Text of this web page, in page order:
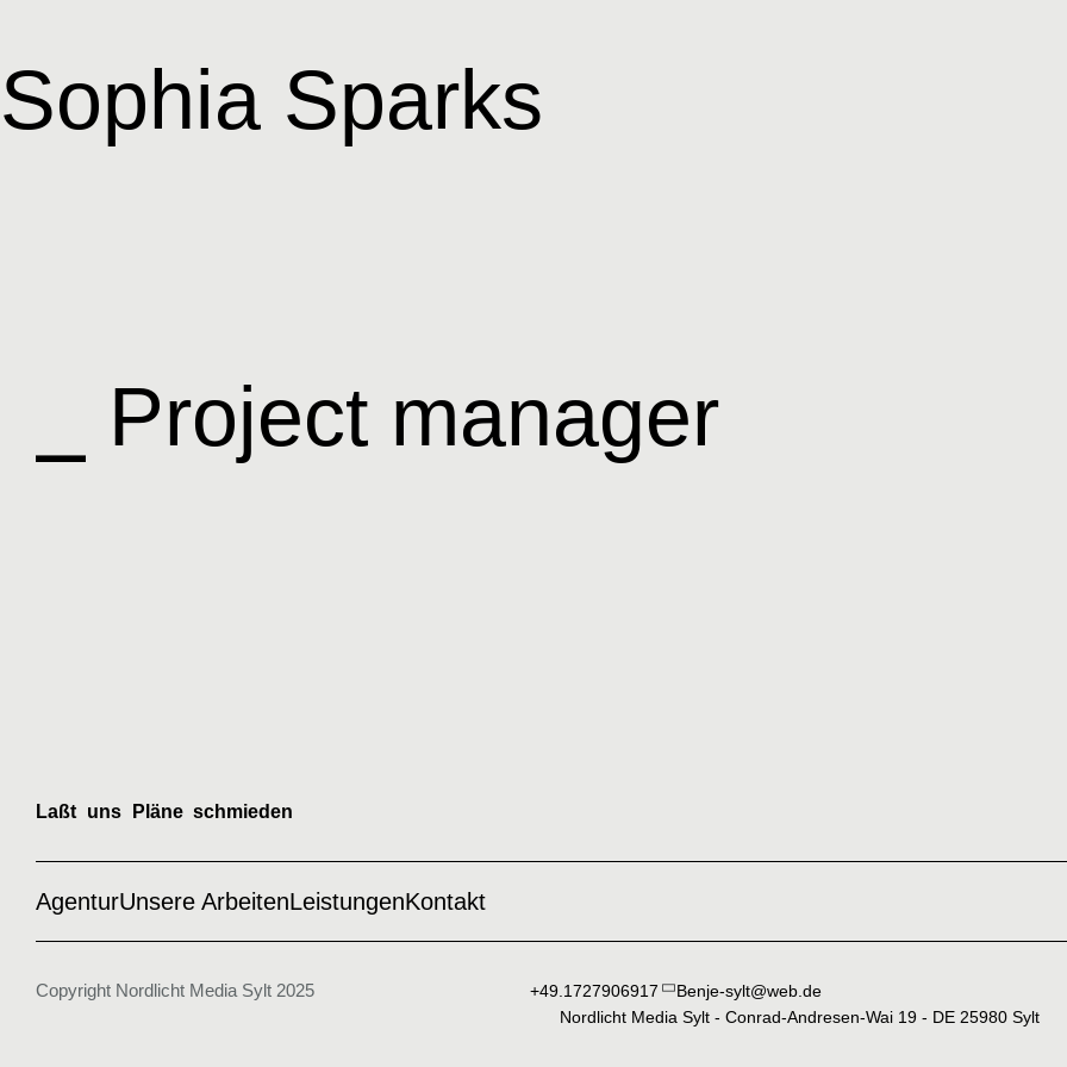
Sophia Sparks
⎯ Project manager
Laßt uns Pläne schmieden
AgenturUnsere ArbeitenLeistungenKontakt
Copyright Nordlicht Media Sylt 2025 +49.1727906917
Benje-sylt@web.de
Nordlicht Media Sylt - Conrad-Andresen-Wai 19 - DE 25980 Sylt